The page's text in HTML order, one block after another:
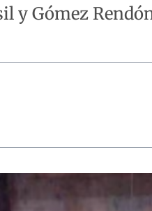
y Gómez